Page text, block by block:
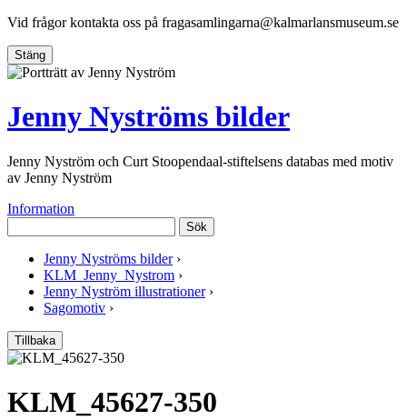
Vid frågor kontakta oss på fragasamlingarna@kalmarlansmuseum.se
Stäng
Jenny Nyströms bilder
Jenny Nyström och Curt Stoopendaal-stiftelsens databas med motiv
av Jenny Nyström
Information
Sök
Jenny Nyströms bilder ›
KLM_Jenny_Nystrom ›
Jenny Nyström illustrationer ›
Sagomotiv ›
Tillbaka
KLM_45627-350